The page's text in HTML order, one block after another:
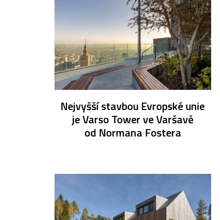
Nejvyšší stavbou Evropské unie
je Varso Tower ve Varšavě
od Normana Fostera